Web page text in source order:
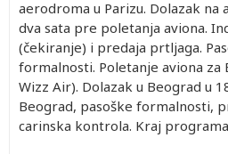
aerodroma u Parizu. Dolazak na
dva sata pre poletanja aviona.
(čekiranje) i predaja prtljaga.
formalnosti. Poletanje aviona za
Wizz Air). Dolazak u Beograd u
Beograd, pasoške formalnosti,
carinska kontrola. Kraj